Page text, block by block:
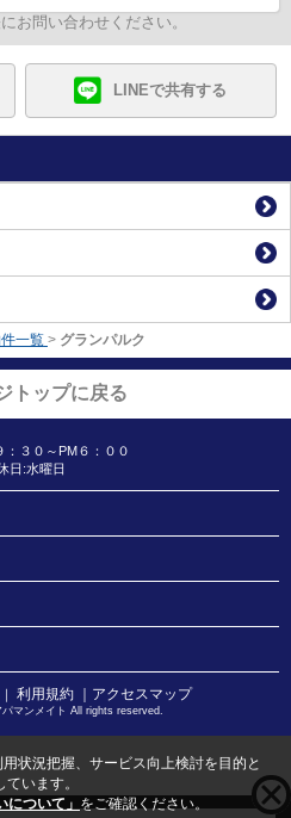
お問い合わせください。
LINEで共有する
一覧 > グランパルク
トップに戻る
：３０～PM６：００
日:水曜日
利用規約 ｜アクセスマップ
マンメイト All rights reserved.
状況把握、サービス向上検討を目的と
います。
について」 をご確認ください。